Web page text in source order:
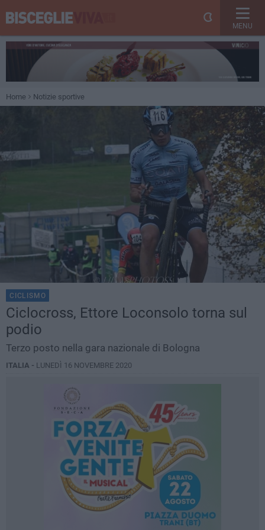
MENU
Home Notizie sportive
CICLISMO
Ciclocross, Ettore Loconsolo torna sul
podio
Terzo posto nella gara nazionale di Bologna
ITALIA - LUNEDÌ 16 NOVEMBRE 2020